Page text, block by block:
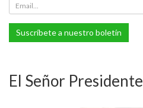
Suscríbete a nuestro boletín
El Señor Presidente